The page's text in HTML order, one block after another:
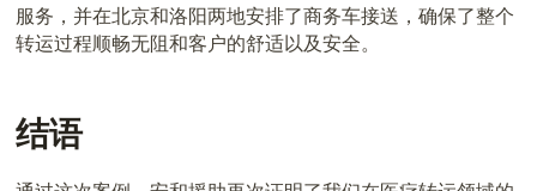
服务，并在北京和洛阳两地安排了商务车接送，确保了整个
转运过程顺畅无阻和客户的舒适以及安全。
结语